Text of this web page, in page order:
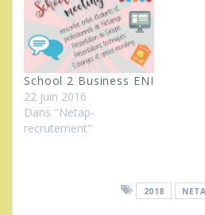
School 2 Business ENI
22 juin 2016
Dans "Netap-
recrutement"
2018